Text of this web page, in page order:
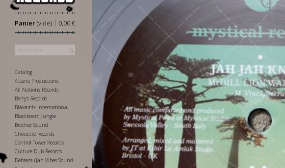
Panier 0,00 €
|
(vide)
Catalog
A-Lone Productions
All Nations Records
Berry's Records
Blakamix International
Blackboard Jungle
Brother Sound
Chouette Records
Control Tower Records
Culture Dub Records
Debtera (Jah Vibes Sound